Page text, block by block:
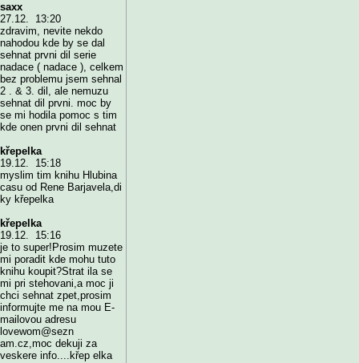
saxx
27.12. 13:20
zdravim, nevite nekdo
nahodou kde by se dal
sehnat prvni dil serie
nadace ( nadace ), celkem
bez problemu jsem sehnal
2 . & 3. dil, ale nemuzu
sehnat dil prvni. moc by
se mi hodila pomoc s tim
kde onen prvni dil sehnat
křepelka
19.12. 15:18
myslim tim knihu Hlubina
casu od Rene Barjavela,di
ky křepelka
křepelka
19.12. 15:16
je to super!Prosim muzete
mi poradit kde mohu tuto
knihu koupit?Strat ila se
mi pri stehovani,a moc ji
chci sehnat zpet,prosim
informujte me na mou E-
mailovou adresu
lovewom@sezn
am.cz,moc dekuji za
veskere info....křep elka